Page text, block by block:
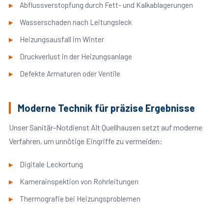
Abflussverstopfung durch Fett- und Kalkablagerungen
Wasserschaden nach Leitungsleck
Heizungsausfall im Winter
Druckverlust in der Heizungsanlage
Defekte Armaturen oder Ventile
Moderne Technik für präzise Ergebnisse
Unser Sanitär-Notdienst Alt Quellhausen setzt auf moderne
Verfahren, um unnötige Eingriffe zu vermeiden:
Digitale Leckortung
Kamerainspektion von Rohrleitungen
Thermografie bei Heizungsproblemen